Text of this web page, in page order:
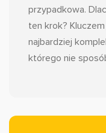
przypadkowa.
ten krok?
najbardziej
którego nie